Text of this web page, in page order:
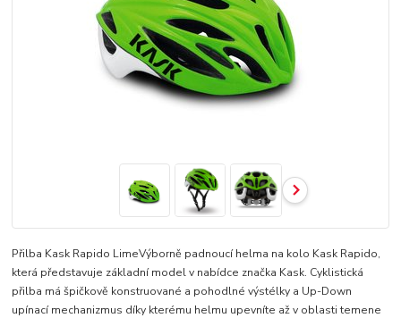
Přilba Kask Rapido LimeVýborně padnoucí helma na kolo Kask Rapido,
která představuje základní model v nabídce značka Kask. Cyklistická
přilba má špičkově konstruované a pohodlné výstélky a Up-Down
upínací mechanizmus díky kterému helmu upevníte až v oblasti temene